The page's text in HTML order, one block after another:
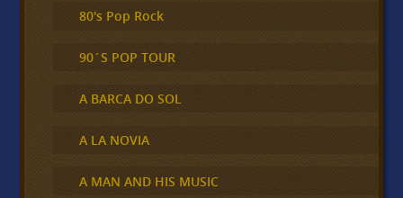
80's Pop Rock
90´S POP TOUR
A BARCA DO SOL
A LA NOVIA
A MAN AND HIS MUSIC